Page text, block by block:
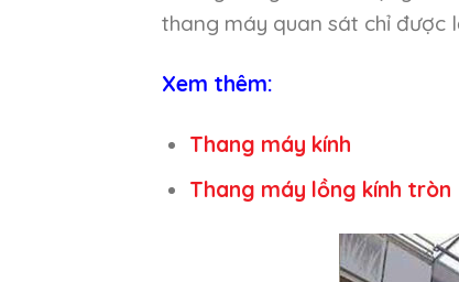
thang máy quan sát chỉ được
Xem thêm:
Thang máy kính
Thang máy lồng kính tròn